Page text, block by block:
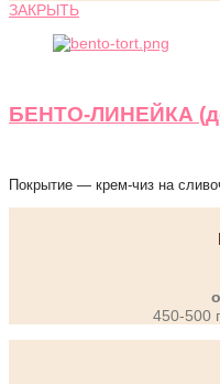
ЗАКРЫТЬ
БЕНТО-ЛИНЕЙКА
Покрытие — крем-чиз на
450-500